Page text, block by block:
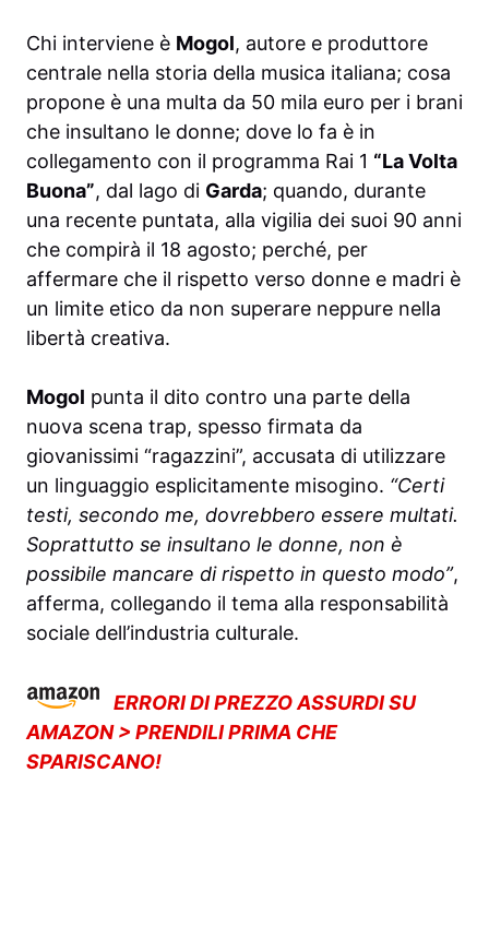
Chi interviene è Mogol, autore e produttore
centrale nella storia della musica italiana; cosa
propone è una multa da 50 mila euro per i brani
che insultano le donne; dove lo fa è in
collegamento con il programma Rai 1 “La Volta
Buona”, dal lago di Garda; quando, durante
una recente puntata, alla vigilia dei suoi 90 anni
che compirà il 18 agosto; perché, per
affermare che il rispetto verso donne e madri è
un limite etico da non superare neppure nella
libertà creativa.
Mogol punta il dito contro una parte della
nuova scena trap, spesso firmata da
giovanissimi “ragazzini”, accusata di utilizzare
un linguaggio esplicitamente misogino. “Certi
testi, secondo me, dovrebbero essere multati.
Soprattutto se insultano le donne, non è
possibile mancare di rispetto in questo modo”,
afferma, collegando il tema alla responsabilità
sociale dell’industria culturale.
ERRORI DI PREZZO ASSURDI SU
AMAZON > PRENDILI PRIMA CHE
SPARISCANO!